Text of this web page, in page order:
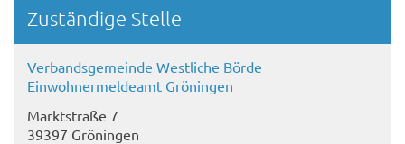
Randspalte
Zuständige Stelle
Verbandsgemeinde Westliche Börde
Einwohnermeldeamt Gröningen
Marktstraße 7
39397 Gröningen